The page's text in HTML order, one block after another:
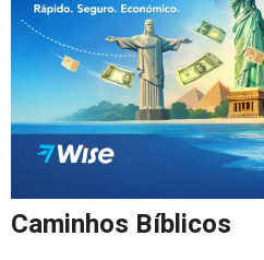
Caminhos Bíblicos